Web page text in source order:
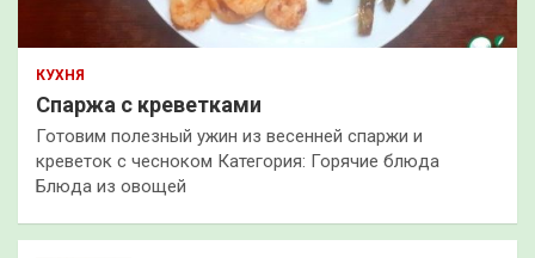
КУХНЯ
Спаржа с креветками
Готовим полезный ужин из весенней спаржи и
креветок с чесноком Категория: Горячие блюда
Блюда из овощей